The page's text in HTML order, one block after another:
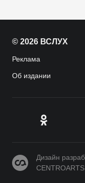
© 2026 ВСЛУХ
Реклама
Об издании
CENTROARTS